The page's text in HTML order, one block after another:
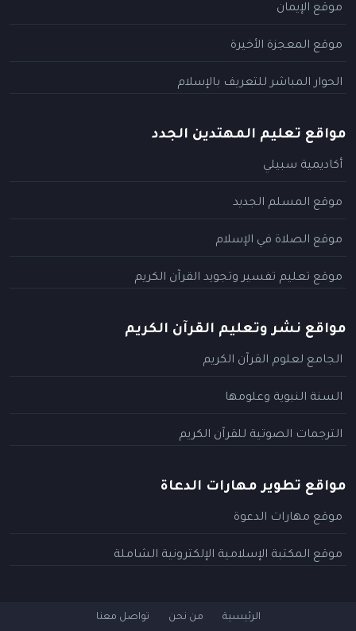
موقع الإيمان
موقع المعجزة الأخيرة
الحوار المباشر للتعريف بالإسلام
مواقع تعليم المهتدين الجدد
أكاديمية سبيلي
موقع المسلم الجديد
موقع الصلاة في الإسلام
موقع تعليم تفسير وتجويد القرآن الكريم
مواقع نشر وتعليم القرآن الكريم
الجامع لعلوم القرآن الكريم
السنة النبوية وعلومها
الترجمات الصوتية للقرآن الكريم
مواقع تطوير مهارات الدعاة
موقع مهارات الدعوة
موقع المكتبة الإسلامية الإلكترونية الشاملة
الرئيسية من نحن تواصل معنا